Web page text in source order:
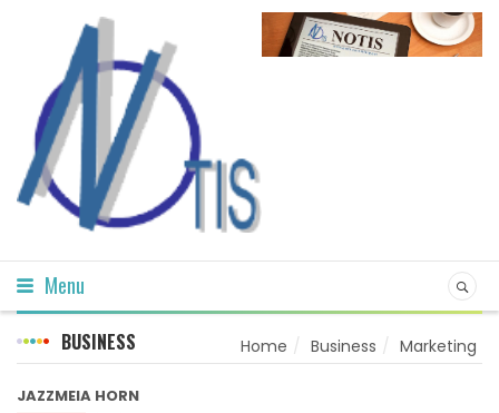
Menu
BUSINESS Home Business Marketing
JAZZMEIA HORN